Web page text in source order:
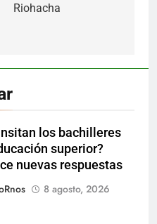
Riohacha
los bachilleres
superior?
nuevas respuestas
8 agosto, 2026